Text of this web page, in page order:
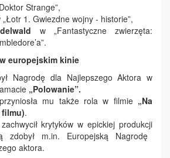
Strange”,
„Łotr 1. Gwiezdne wojny - historie”,
w „Fantastyczne zwierzęta:
europejskim kinie
Nagrodę dla Najlepszego Aktora w
„Polowanie”.
mu także rola w filmie „Na
filmu).
krytyków w epickiej produkcji
m.in. Europejską Nagrodę
aktora.